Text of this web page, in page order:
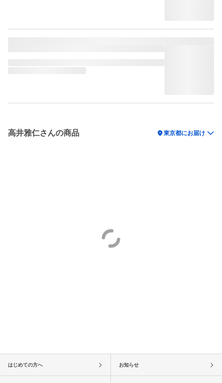
高井雅仁さんの商品 location_on東京都にお届け
はじめての方へ お知らせ